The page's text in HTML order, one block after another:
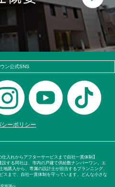
ン公式SNS
シーポリシー
入れからアフターサービスまで自社一貫体制】
する同社は、市内の戸建て供給数ナンバーワン。エ
購入から、専属の設計士が担当するプランニング、
スまで、自社一貫体制を守っています。どんな小さな